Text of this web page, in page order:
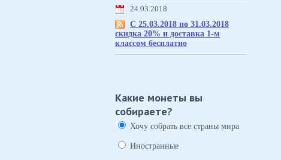
24.03.2018
С 25.03.2018 по 31.03.2018
скидка 20% и доставка 1-м
классом бесплатно
Какие монеты вы
собираете?
Хочу собрать все страны мира
Иностранные